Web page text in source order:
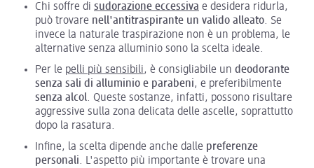
Chi soffre di sudorazione eccessiva e desidera ridurla,
può trovare nell'antitraspirante un valido alleato. Se
invece la naturale traspirazione non è un problema, le
alternative senza alluminio sono la scelta ideale.
Per le pelli più sensibili, è consigliabile un deodorante
senza sali di alluminio e parabeni, e preferibilmente
senza alcol. Queste sostanze, infatti, possono risultare
aggressive sulla zona delicata delle ascelle, soprattutto
dopo la rasatura.
Infine, la scelta dipende anche dalle preferenze
personali. L'aspetto più importante è trovare una